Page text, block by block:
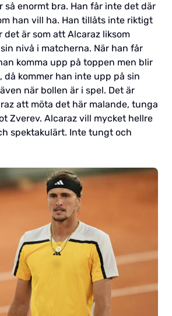
så enormt bra. Han får inte det där
han vill ha. Han tillåts inte riktigt
det är som att Alcaraz liksom
nivå i matcherna. När han får
komma upp på toppen men blir
kommer han inte upp på sin
när bollen är i spel. Det är
att möta det här malande, tunga
Zverev. Alcaraz vill mycket hellre
spektakulärt. Inte tungt och